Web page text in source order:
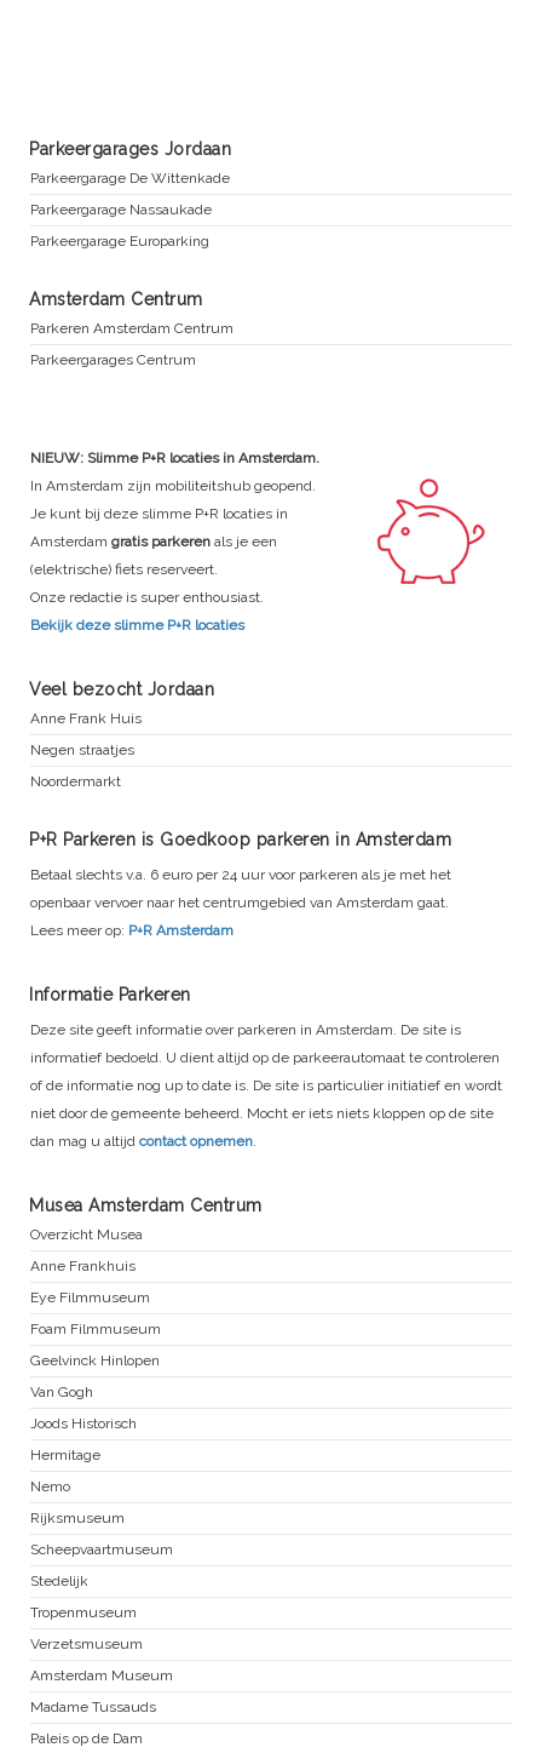
Parkeergarages Jordaan
Parkeergarage De Wittenkade
Parkeergarage Nassaukade
Parkeergarage Europarking
Amsterdam Centrum
Parkeren Amsterdam Centrum
Parkeergarages Centrum
NIEUW: Slimme P+R locaties in Amsterdam.
In Amsterdam zijn mobiliteitshub geopend.
Je kunt bij deze slimme P+R locaties in
Amsterdam gratis parkeren als je een
(elektrische) fiets reserveert.
Onze redactie is super enthousiast.
Bekijk deze slimme P+R locaties
Veel bezocht Jordaan
Anne Frank Huis
Negen straatjes
Noordermarkt
P+R Parkeren is Goedkoop parkeren in Amsterdam
Betaal slechts v.a. 6 euro per 24 uur voor parkeren als je met het
openbaar vervoer naar het centrumgebied van Amsterdam gaat.
Lees meer op: P+R Amsterdam
Informatie Parkeren
Deze site geeft informatie over parkeren in Amsterdam. De site is
informatief bedoeld. U dient altijd op de parkeerautomaat te controleren
of de informatie nog up to date is. De site is particulier initiatief en wordt
niet door de gemeente beheerd. Mocht er iets niets kloppen op de site
dan mag u altijd contact opnemen
Musea Amsterdam Centrum
Overzicht Musea
Anne Frankhuis
Eye Filmmuseum
Foam Filmmuseum
Geelvinck Hinlopen
Van Gogh
Joods Historisch
Hermitage
Nemo
Rijksmuseum
Scheepvaartmuseum
Stedelijk
Tropenmuseum
Verzetsmuseum
Amsterdam Museum
Madame Tussauds
Paleis op de Dam